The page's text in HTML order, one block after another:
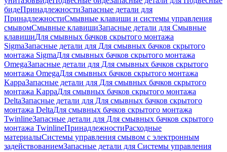
бидеПринадлежностиЗапасные детали для
ПринадлежностиСмывные клавиши и системы управления
смывомСмывные клавишиЗапасные детали для Смывные
клавишиДля смывных бачков скрытого монтажа
SigmaЗапасные детали для Для смывных бачков скрытого
монтажа SigmaДля смывных бачков скрытого монтажа
OmegaЗапасные детали для Для смывных бачков скрытого
монтажа OmegaДля смывных бачков скрытого монтажа
KappaЗапасные детали для Для смывных бачков скрытого
монтажа KappaДля смывных бачков скрытого монтажа
DeltaЗапасные детали для Для смывных бачков скрытого
монтажа DeltaДля смывных бачков скрытого монтажа
TwinlineЗапасные детали для Для смывных бачков скрытого
монтажа TwinlineПринадлежностиРасходные
материалыСистемы управления смывом с электронным
задействованиемЗапасные детали для Системы управления